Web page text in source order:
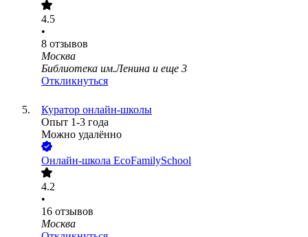
4.5
•
8 отзывов
Москва
Библиотека им.Ленина и еще 3
Откликнуться
Куратор онлайн-школы
Опыт 1-3 года
Можно удалённо
Онлайн-школа EcoFamilySchool
4.2
•
16 отзывов
Москва